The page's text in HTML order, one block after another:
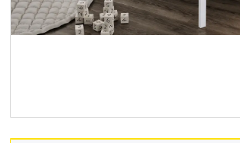
Басейни каркасні
Валізи дитячі